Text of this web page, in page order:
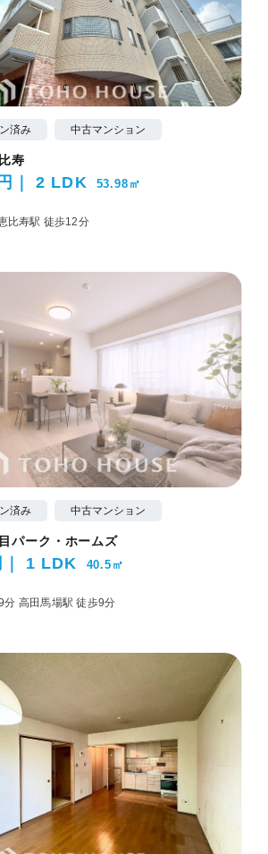
済み 中古マンション
寿
2 LDK 53.98㎡
比寿駅 徒歩12分
済み 中古マンション
パーク・ホームズ
1 LDK 40.5㎡
分 高田馬場駅 徒歩9分